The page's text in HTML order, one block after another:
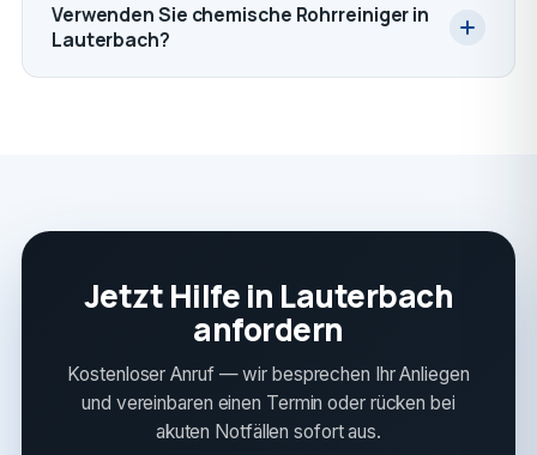
Verwenden Sie chemische Rohrreiniger in
Lauterbach?
Jetzt Hilfe in Lauterbach
anfordern
Kostenloser Anruf — wir besprechen Ihr Anliegen
und vereinbaren einen Termin oder rücken bei
akuten Notfällen sofort aus.